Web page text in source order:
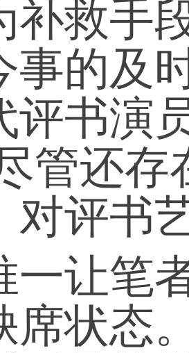
补救手
事的及
评书演
管还
对评书
笔者
席状态